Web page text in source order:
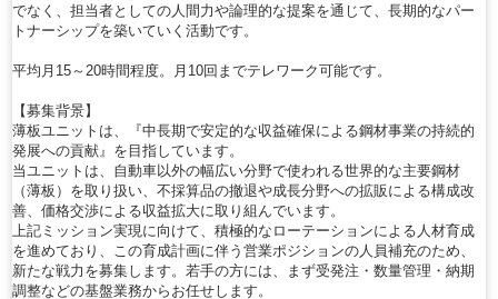
でなく、担当者としての人間力や論理的な提案を通じて、長期的なパー
トナーシップを築いていく活動です。
平均月15～20時間程度。月10回までテレワーク可能です。
【募集背景】
薄板ユニットは、『中長期で安定的な収益確保による鋼材事業の持続的
発展への貢献』を目指しています。
当ユニットは、自動車以外の幅広い分野で使われる世界的な主要鋼材
（薄板）を取り扱い、不採算品の撤退や成長分野への拡販による構成改
善、価格交渉による収益拡大に取り組んでいます。
上記ミッション実現に向けて、積極的なローテーションによる人材育成
を進めており、この育成計画に伴う営業ポジションの人員補充のため、
新たな戦力を募集します。若手の方には、まず受発注・数量管理・納期
調整などの基盤業務からお任せします。